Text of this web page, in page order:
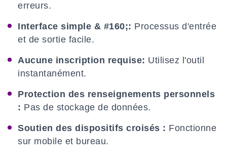
erreurs.
Interface simple & #160;: Processus d'entrée
et de sortie facile.
Aucune inscription requise: Utilisez l'outil
instantanément.
Protection des renseignements personnels
: Pas de stockage de données.
Soutien des dispositifs croisés : Fonctionne
sur mobile et bureau.